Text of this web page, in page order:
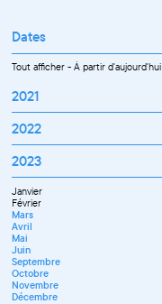
Dates
Tout afficher-À partir d'aujourd'hui
2021
Septembre
Octobre
Novembre
Décembre
2022
Janvier
Février
Mars
Avril
Mai
Juin
Juillet
Septembre
Octobre
Novembre
Décembre
2023
Janvier
Février
Mars
Avril
Mai
Juin
Septembre
Octobre
Novembre
Décembre